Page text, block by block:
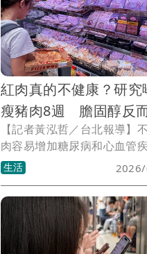
紅肉真的不健康？研究
瘦豬肉8週 膽固醇反
【記者黃泓哲／台北報導】
肉容易增加糖尿病和心血管
此年紀大後應該少吃肉、多
醫師王思恒分享一項最新研
平均71歲的長者每天攝取約
肉，連續8週後，不僅空腹胰
升，反而出現下降趨勢，總膽
有所改善，引發外界關注。
生活